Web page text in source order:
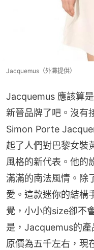
Jacquemus（外灘提供）
Jacquemus 應該算
新晉品牌了吧。沒有
Simon Porte
起了人們對巴黎女裝
風格的新代表。他的
滿滿的南法風情。除
愛。這款迷你的結構
覺，小小的size卻不
是，Jacquemus的
原價為五千左右，現